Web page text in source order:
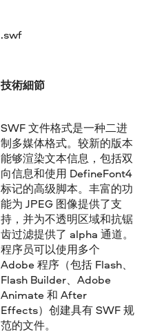
.swf
技術細節
SWF 文件格式是一种二进
制多媒体格式。较新的版本
能够渲染文本信息，包括双
向信息和使用 DefineFont4
标记的高级脚本。丰富的功
能为 JPEG 图像提供了支
持，并为不透明区域和抗锯
齿过滤提供了 alpha 通道。
程序员可以使用多个
Adobe 程序（包括 Flash、
Flash Builder、Adobe
Animate 和 After
Effects）创建具有 SWF 规
范的文件。